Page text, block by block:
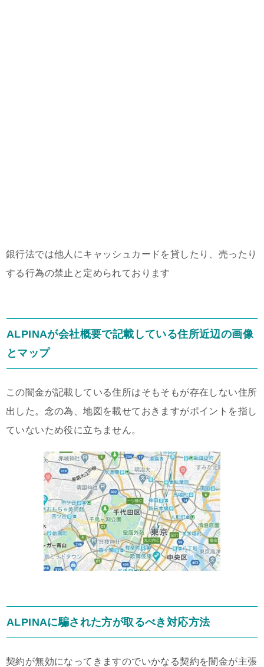
銀行法では他人にキャッシュカードを貸したり、売ったり
する行為の禁止と定められております
ALPINAが会社概要で記載している住所近辺の画像
とマップ
この闇金が記載している住所はそもそもが存在しない住所
出した。念の為、地図を載せておきますがポイントを指し
ていないため役に立ちません。
ALPINAに騙された方が取るべき対応方法
契約が無効になってきますのでいかなる契約を闇金が主張